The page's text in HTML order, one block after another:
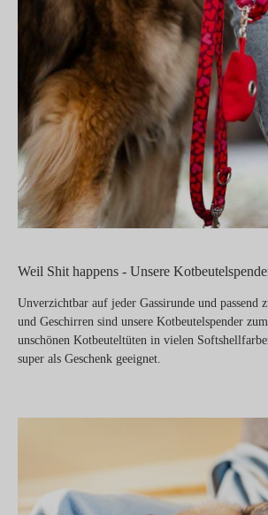
Weil Shit happens - Unsere
Unverzichtbar auf jeder Gassirunde und passend
und Geschirren sind unsere Kotbeutelspender
unschönen Kotbeuteltüten in vielen
super als Geschenk geeignet.